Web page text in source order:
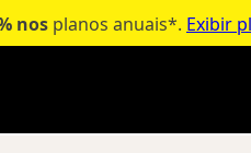
nos planos anuais*. Exibir